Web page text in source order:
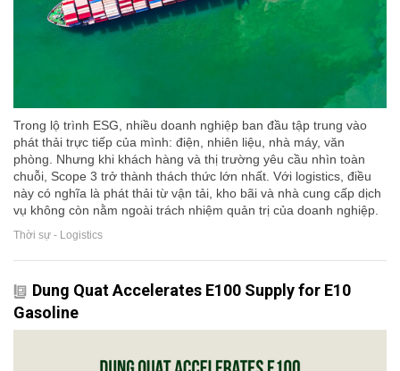
Trong lộ trình ESG, nhiều doanh nghiệp ban đầu tập trung vào
phát thải trực tiếp của mình: điện, nhiên liệu, nhà máy, văn
phòng. Nhưng khi khách hàng và thị trường yêu cầu nhìn toàn
chuỗi, Scope 3 trở thành thách thức lớn nhất. Với logistics, điều
này có nghĩa là phát thải từ vận tải, kho bãi và nhà cung cấp dịch
vụ không còn nằm ngoài trách nhiệm quản trị của doanh nghiệp.
Thời sự - Logistics
Dung Quat Accelerates E100 Supply for E10
Gasoline